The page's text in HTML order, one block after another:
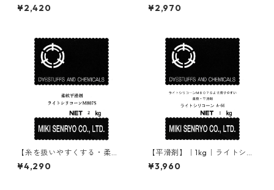
軟・平滑剤】｜500g｜ライト
シリコーンM807S
¥2,420
軟・平滑剤】｜1kg｜ライトシ
リコーンM807S
¥2,970
【糸を扱いやすくする・柔
軟・平滑剤】｜2kg｜ライトシ
リコーンM807S
¥4,290
【平滑剤】｜1kg｜ライトシリ
コーンA-66
¥3,960